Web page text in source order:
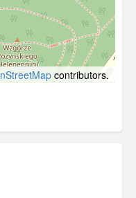
contributors.